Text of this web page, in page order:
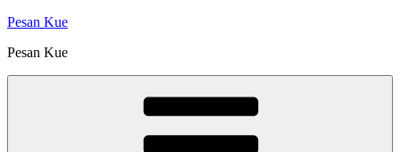
Skip
content
Pesan Kue
Pesan Kue